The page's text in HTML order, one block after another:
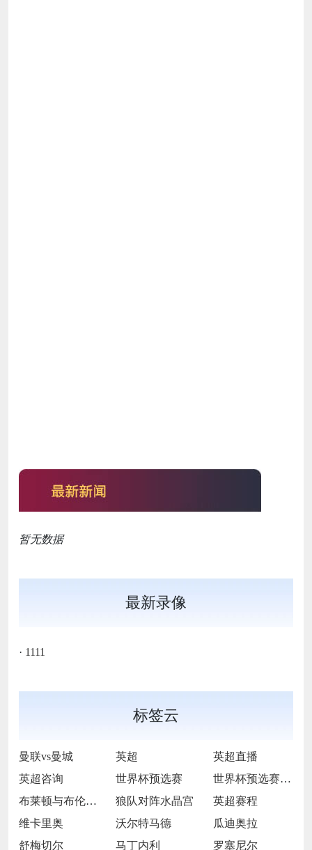
暂无数据
最新录像
· 1111
标签云
曼联vs曼城 英超
英超直播
英超咨询
世界杯预选赛
世界杯预选赛直播
布莱顿与布伦特福德
狼队对阵水晶宫
英超赛程
维卡里奥
沃尔特马德
瓜迪奥拉
舒梅切尔
马丁内利 罗塞尼尔